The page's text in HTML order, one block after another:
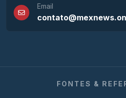
Email
FONTES &